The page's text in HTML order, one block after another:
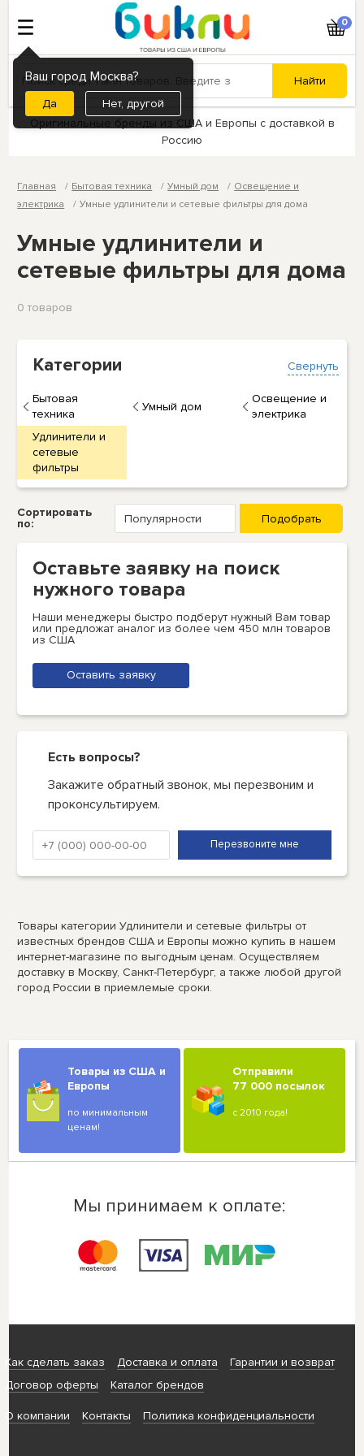
Ваш город Москва?
Нет, другой
0
Оригинальные бренды из США и Европы с доставкой в
Россию
Главная Бытовая техника Умный дом
Освещение и
электрика
Умные удлинители и сетевые фильтры для дома
Умные удлинители и
сетевые фильтры для дома
0 товаров
Свернуть
Категории
Бытовая
техника
Умный дом
Освещение и
электрика
Удлинители и
сетевые
фильтры
Сортировать
по:
Оставьте заявку на поиск
нужного товара
Наши менеджеры быстро подберут нужный Вам товар
или предложат аналог из более чем 450 млн товаров
из США
Оставить заявку
Есть вопросы?
Закажите обратный звонок, мы перезвоним и
проконсультируем.
Товары категории Удлинители и сетевые фильтры от
известных брендов США и Европы можно купить в нашем
интернет-магазине по выгодным ценам. Осуществляем
доставку в Москву, Санкт-Петербург, а также любой другой
город России в приемлемые сроки.
Товары из США и
Европы
по минимальным
ценам!
Отправили
77 000 посылок
с 2010 года!
Мы принимаем к оплате:
Как сделать заказ Доставка и оплата
Гарантии и возврат
Договор оферты
Каталог брендов
О компании Контакты Политика конфиденциальности